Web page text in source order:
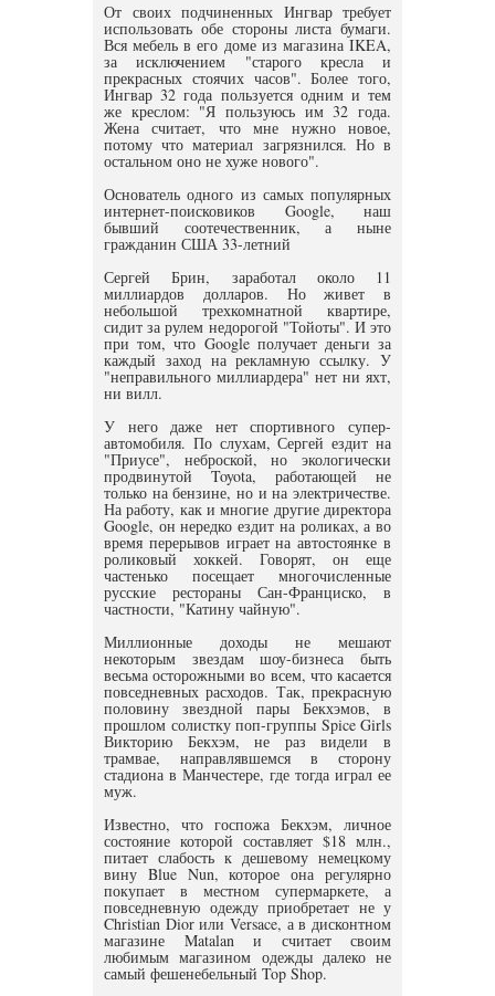
От своих подчиненных Ингвар требует
использовать обе стороны листа бумаги.
Вся мебель в его доме из магазина IKEA,
за исключением "старого кресла и
прекрасных стоячих часов". Более того,
Ингвар 32 года пользуется одним и тем
же креслом: "Я пользуюсь им 32 года.
Жена считает, что мне нужно новое,
потому что материал загрязнился. Но в
остальном оно не хуже нового".
Основатель одного из самых популярных
интернет-поисковиков Google, наш
бывший соотечественник, а ныне
гражданин США 33-летний
Сергей Брин, заработал около 11
миллиардов долларов. Но живет в
небольшой трехкомнатной квартире,
сидит за рулем недорогой "Тойоты". И это
при том, что Google получает деньги за
каждый заход на рекламную ссылку. У
"неправильного миллиардера" нет ни яхт,
ни вилл.
У него даже нет спортивного супер-
автомобиля. По слухам, Сергей ездит на
"Приусе", неброской, но экологически
продвинутой Toyota, работающей не
только на бензине, но и на электричестве.
На работу, как и многие другие директора
Google, он нередко ездит на роликах, а во
время перерывов играет на автостоянке в
роликовый хоккей. Говорят, он еще
частенько посещает многочисленные
русские рестораны Сан-Франциско, в
частности, "Катину чайную".
Миллионные доходы не мешают
некоторым звездам шоу-бизнеса быть
весьма осторожными во всем, что касается
повседневных расходов. Так, прекрасную
половину звездной пары Бекхэмов, в
прошлом солистку поп-группы Spice Girls
Викторию Бекхэм, не раз видели в
трамвае, направлявшемся в сторону
стадиона в Манчестере, где тогда играл ее
муж.
Известно, что госпожа Бекхэм, личное
состояние которой составляет $18 млн.,
питает слабость к дешевому немецкому
вину Blue Nun, которое она регулярно
покупает в местном супермаркете, а
повседневную одежду приобретает не у
Christian Dior или Versace, а в дисконтном
магазине Matalan и считает своим
любимым магазином одежды далеко не
самый фешенебельный Top Shop.